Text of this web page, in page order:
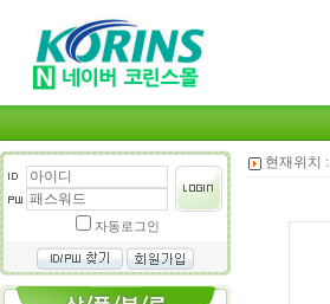
자동로그인
현재위치 :